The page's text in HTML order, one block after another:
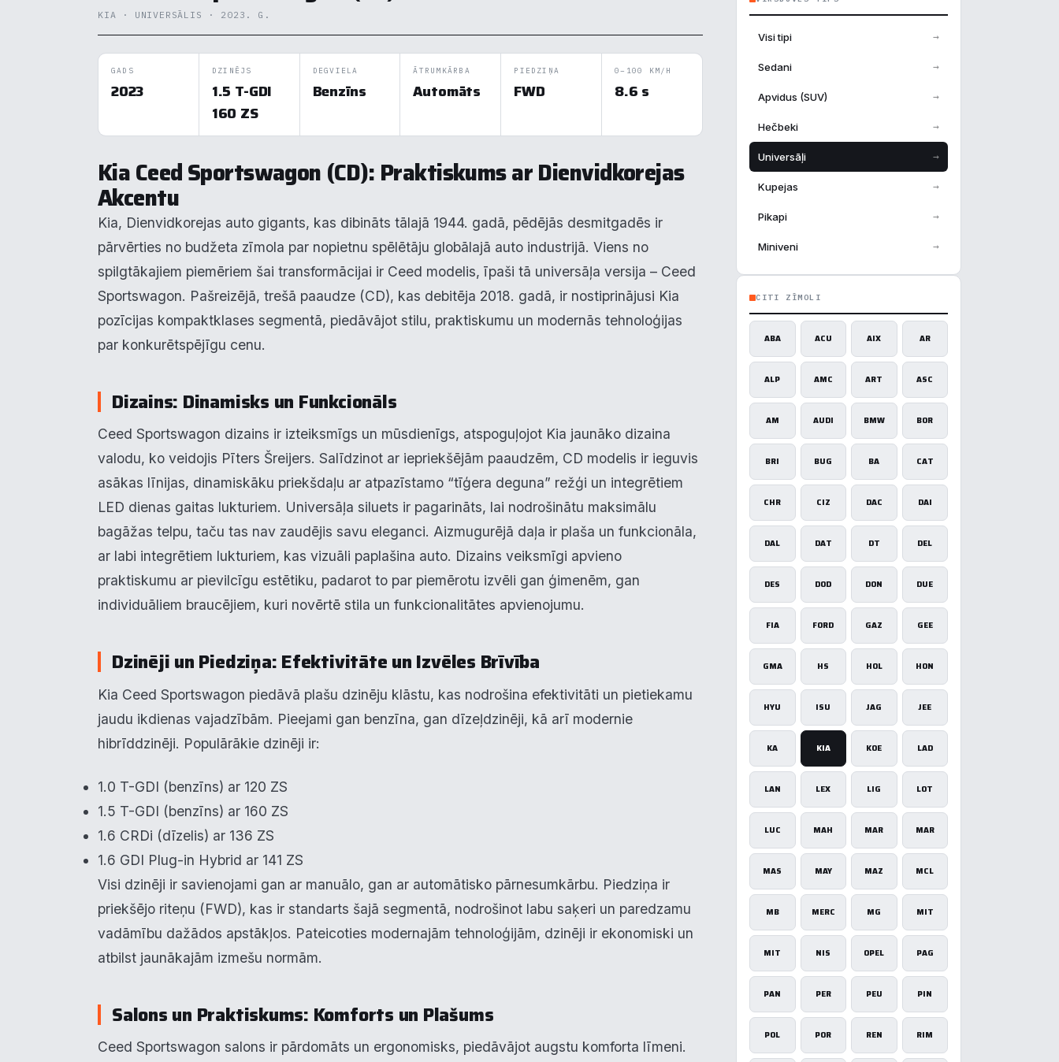
KIA · UNIVERSĀLIS · 2023. G.
GADS
2023
DZINĒJS
1.5 T-GDI
160 ZS
DEGVIELA
Benzīns
ĀTRUMKĀRBA
Automāts
PIEDZIŅA
FWD
0–100 KM/H
8.6 s
Kia Ceed Sportswagon (CD): Praktiskums ar Dienvidkorejas
Akcentu
Kia, Dienvidkorejas auto gigants, kas dibināts tālajā 1944. gadā, pēdējās desmitgadēs ir
pārvērties no budžeta zīmola par nopietnu spēlētāju globālajā auto industrijā. Viens no
spilgtākajiem piemēriem šai transformācijai ir Ceed modelis, īpaši tā universāļa versija – Ceed
Sportswagon. Pašreizējā, trešā paaudze (CD), kas debitēja 2018. gadā, ir nostiprinājusi Kia
pozīcijas kompaktklases segmentā, piedāvājot stilu, praktiskumu un modernās tehnoloģijas
par konkurētspējīgu cenu.
Dizains: Dinamisks un Funkcionāls
Ceed Sportswagon dizains ir izteiksmīgs un mūsdienīgs, atspoguļojot Kia jaunāko dizaina
valodu, ko veidojis Pīters Šreijers. Salīdzinot ar iepriekšējām paaudzēm, CD modelis ir ieguvis
asākas līnijas, dinamiskāku priekšdaļu ar atpazīstamo “tīģera deguna” režģi un integrētiem
LED dienas gaitas lukturiem. Universāļa siluets ir pagarināts, lai nodrošinātu maksimālu
bagāžas telpu, taču tas nav zaudējis savu eleganci. Aizmugurējā daļa ir plaša un funkcionāla,
ar labi integrētiem lukturiem, kas vizuāli paplašina auto. Dizains veiksmīgi apvieno
praktiskumu ar pievilcīgu estētiku, padarot to par piemērotu izvēli gan ģimenēm, gan
individuāliem braucējiem, kuri novērtē stila un funkcionalitātes apvienojumu.
Dzinēji un Piedziņa: Efektivitāte un Izvēles Brīvība
Kia Ceed Sportswagon piedāvā plašu dzinēju klāstu, kas nodrošina efektivitāti un pietiekamu
jaudu ikdienas vajadzībām. Pieejami gan benzīna, gan dīzeļdzinēji, kā arī modernie
hibrīddzinēji. Populārākie dzinēji ir:
1.0 T-GDI (benzīns) ar 120 ZS
1.5 T-GDI (benzīns) ar 160 ZS
1.6 CRDi (dīzelis) ar 136 ZS
1.6 GDI Plug-in Hybrid ar 141 ZS
Visi dzinēji ir savienojami gan ar manuālo, gan ar automātisko pārnesumkārbu. Piedziņa ir
priekšējo riteņu (FWD), kas ir standarts šajā segmentā, nodrošinot labu saķeri un paredzamu
vadāmību dažādos apstākļos. Pateicoties modernajām tehnoloģijām, dzinēji ir ekonomiski un
atbilst jaunākajām izmešu normām.
Salons un Praktiskums: Komforts un Plašums
Ceed Sportswagon salons ir pārdomāts un ergonomisks, piedāvājot augstu komforta līmeni.
Visi tipi →
Sedani →
Apvidus (SUV) →
Hečbeki →
Universāļi →
Kupejas →
Pikapi →
Miniveni →
CITI ZĪMOLI
ABA ACU AIX AR
ALP AMC ART ASC
AM AUDI BMW BOR
BRI BUG BA CAT
CHR CIZ DAC DAI
DAL DAT DT DEL
DES DOD DON DUE
FIA FORD GAZ GEE
GMA HS HOL HON
HYU ISU JAG JEE
KA KIA KOE LAD
LAN LEX LIG LOT
LUC MAH MAR MAR
MAS MAY MAZ MCL
MB MERC MG MIT
MIT NIS OPEL PAG
PAN PER PEU PIN
POL POR REN RIM
Nepieciešamās
▶ Veiktspēja